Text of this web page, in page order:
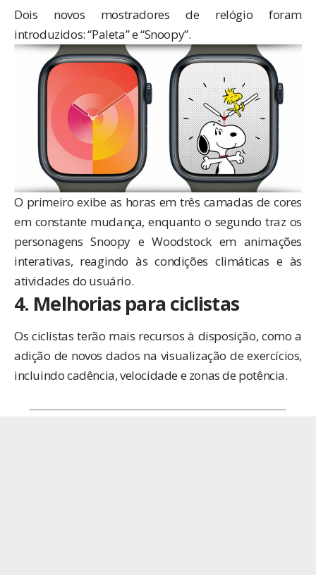
Dois novos mostradores de relógio foram
introduzidos: “Paleta” e “Snoopy”.
O primeiro exibe as horas em três camadas de cores
em constante mudança, enquanto o segundo traz os
personagens Snoopy e Woodstock em animações
interativas, reagindo às condições climáticas e às
atividades do usuário.
4. Melhorias para ciclistas
Os ciclistas terão mais recursos à disposição, como a
adição de novos dados na visualização de exercícios,
incluindo cadência, velocidade e zonas de potência.